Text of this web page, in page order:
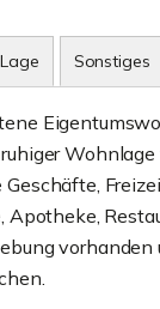
Lage Sonstiges
Apotheke,